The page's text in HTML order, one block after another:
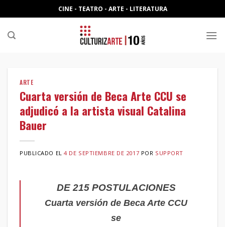
to
content
CINE - TEATRO - ARTE - LITERATURA
ARTE
Cuarta versión de Beca Arte CCU se
adjudicó a la artista visual Catalina
Bauer
PUBLICADO EL4 DE SEPTIEMBRE DE 2017 POR SUPPORT
DE 215 POSTULACIONES
Cuarta versión de Beca Arte CCU
se